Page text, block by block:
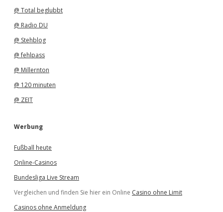
@ Total beglubbt
@ Radio DU
@ Stehblog
@ fehlpass
@ Millernton
@ 120 minuten
@ ZEIT
Werbung
Fußball heute
Online-Casinos
Bundesliga Live Stream
Vergleichen und finden Sie hier ein Online Casino ohne Limit
Casinos ohne Anmeldung